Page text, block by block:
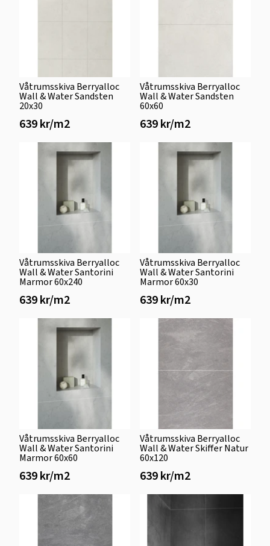
Våtrumsskiva Berryalloc
Wall & Water Sandsten
20x30
639 kr/m2
Våtrumsskiva Berryalloc
Wall & Water Sandsten
60x60
639 kr/m2
Våtrumsskiva Berryalloc
Wall & Water Santorini
Marmor 60x240
639 kr/m2
Våtrumsskiva Berryalloc
Wall & Water Santorini
Marmor 60x30
639 kr/m2
Våtrumsskiva Berryalloc
Wall & Water Santorini
Marmor 60x60
639 kr/m2
Våtrumsskiva Berryalloc
Wall & Water Skiffer Natur
60x120
639 kr/m2